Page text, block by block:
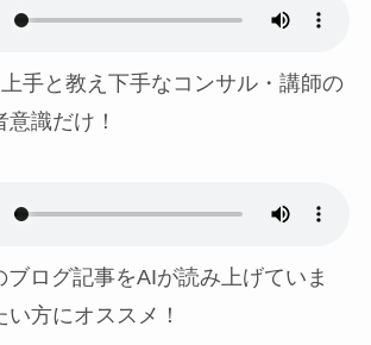
手と教え下手なコンサル・講師の
識だけ！
ログ記事をAIが読み上げていま
方にオススメ！